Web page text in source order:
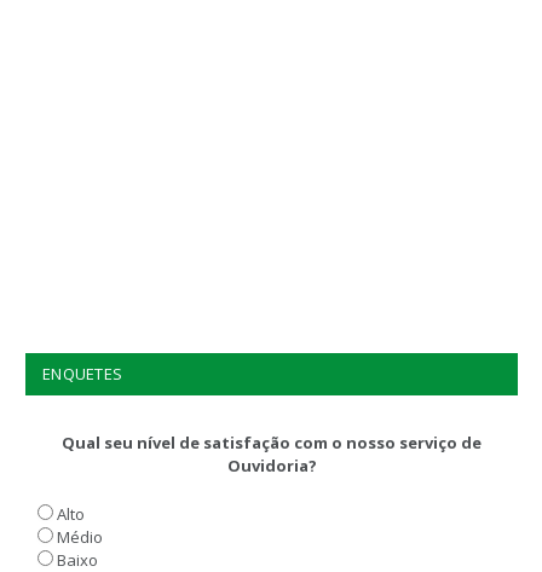
ENQUETES
Qual seu nível de satisfação com o nosso serviço de
Ouvidoria?
Alto
Médio
Baixo